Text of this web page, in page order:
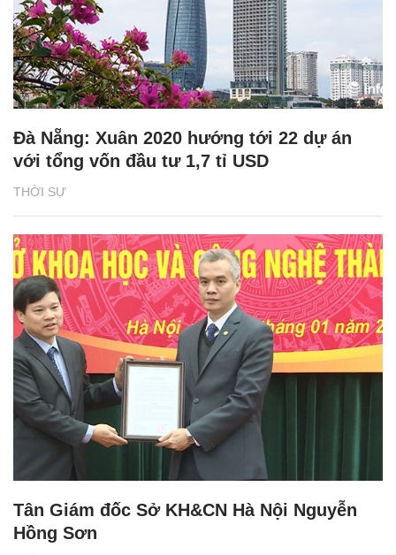
THỜI SỰ
Đà Nẵng: Xuân 2020 hướng tới 22 dự án
với tổng vốn đầu tư 1,7 tỉ USD
Tân Giám đốc Sở KH&CN Hà Nội Nguyễn
Hồng Sơn